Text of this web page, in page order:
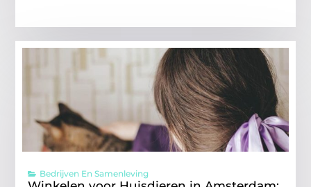
Bedrijven En Samenleving